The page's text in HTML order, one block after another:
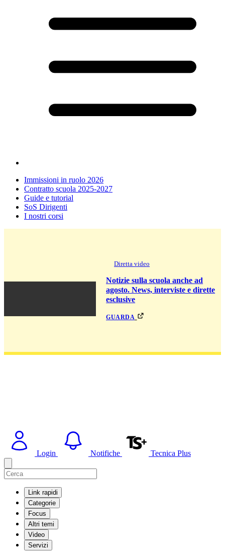
Immissioni in ruolo 2026
Contratto scuola 2025-2027
Guide e tutorial
SoS Dirigenti
I nostri corsi
Diretta video
Notizie sulla scuola anche ad
agosto. News, interviste e dirette
esclusive
guarda
Login Notifiche Tecnica Plus
Link rapidi
Categorie
Focus
Altri temi
Video
Servizi